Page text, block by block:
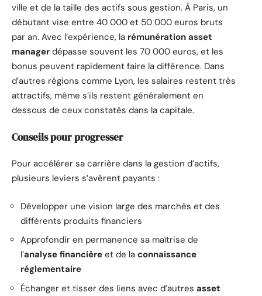
ville et de la taille des actifs sous gestion. À Paris, un
débutant vise entre 40 000 et 50 000 euros bruts
par an. Avec l’expérience, la rémunération asset
manager dépasse souvent les 70 000 euros, et les
bonus peuvent rapidement faire la différence. Dans
d’autres régions comme Lyon, les salaires restent très
attractifs, même s’ils restent généralement en
dessous de ceux constatés dans la capitale.
Conseils pour progresser
Pour accélérer sa carrière dans la gestion d’actifs,
plusieurs leviers s’avèrent payants :
Développer une vision large des marchés et des
différents produits financiers
Approfondir en permanence sa maîtrise de
l’analyse financière et de la connaissance
réglementaire
Échanger et tisser des liens avec d’autres asset